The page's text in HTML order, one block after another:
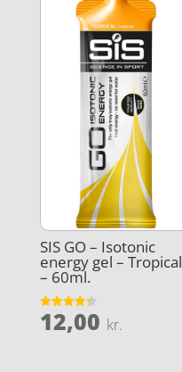
SIS GO – Isotonic
energy gel – Tropical
– 60ml.
Vurderet
4.3
12,00 kr.